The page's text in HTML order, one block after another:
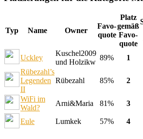
Typ Name Owner
Favo-
quote
Platz
gemäß
Favo-
quote
Uckley
Kuschel2009
und Holzikw
89% 1
Rübezahl’s
Legenden
II
Rübezahl 85% 2
WiFi im
Wald?
Arni&Maria 81% 3
Eule Lumkek 57% 4